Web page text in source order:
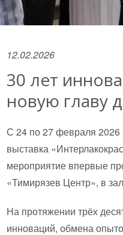
12.02.2026
30 лет
новую главу
С 24 по 27 февраля 2026
выставка
мероприятие впервые
«Тимирязев Центр», в
На протяжении трёх
инноваций, обмена